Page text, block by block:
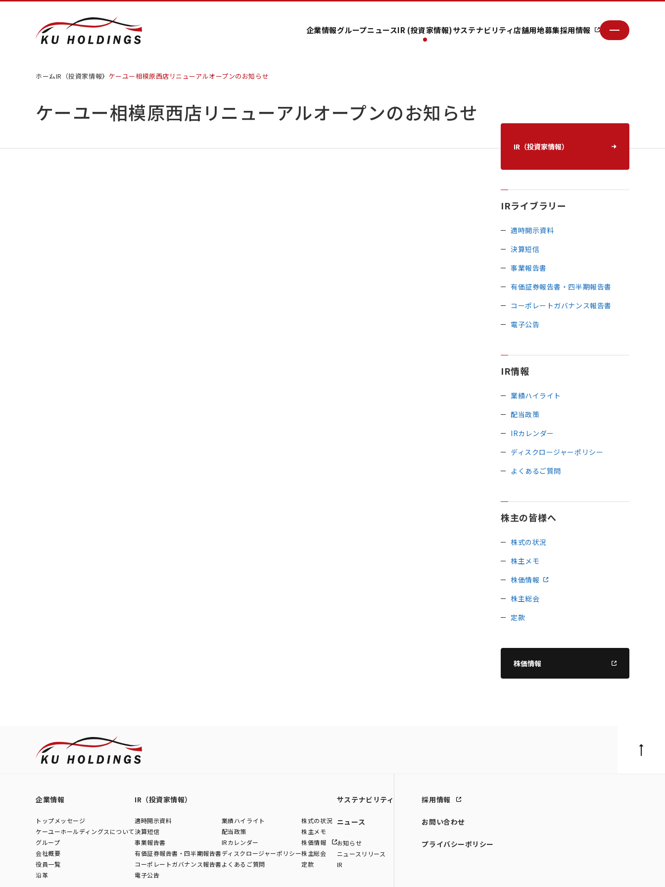
企業情報グループニュースIR (投資家情報)サステナビリティ店舗用地募集採用情報
ホームIR（投資家情報） ケーユー相模原西店リニューアルオープンのお知らせ
ケーユー相模原西店リニューアルオープンのお知らせ
IR（投資家情報）
IRライブラリー
適時開示資料
決算短信
事業報告書
有価証券報告書・四半期報告書
コーポレートガバナンス報告書
電子公告
IR情報
業績ハイライト
配当政策
IRカレンダー
ディスクロージャーポリシー
よくあるご質問
株主の皆様へ
株式の状況
株主メモ
株価情報
株主総会
定款
株価情報
企業情報
トップメッセージ
ケーユーホールディングスについて
グループ
会社概要
役員一覧
沿革
IR（投資家情報）
適時開示資料
決算短信
事業報告書
有価証券報告書・四半期報告書
コーポレートガバナンス報告書
電子公告
業績ハイライト
配当政策
IRカレンダー
ディスクロージャーポリシー
よくあるご質問
株式の状況
株主メモ
株価情報
株主総会
定款
サステナビリティ
ニュース
お知らせ
ニュースリリース
IR
採用情報
お問い合わせ
プライバシーポリシー